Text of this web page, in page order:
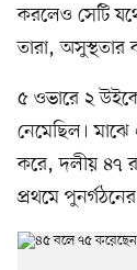
করলেও সেটি
তারা, অসুস্থতার
৫ ওভারে ২
নেমেছিল।
করে, দলীয় ৪৭
প্রথমে